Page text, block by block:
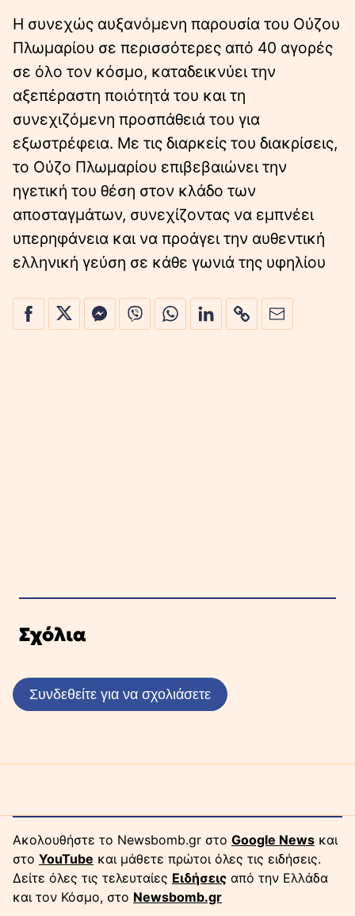
Η συνεχώς αυξανόμενη παρουσία του Ούζου
Πλωμαρίου σε περισσότερες από 40 αγορές
σε όλο τον κόσμο, καταδεικνύει την
αξεπέραστη ποιότητά του και τη
συνεχιζόμενη προσπάθειά του για
εξωστρέφεια. Με τις διαρκείς του διακρίσεις,
το Ούζο Πλωμαρίου επιβεβαιώνει την
ηγετική του θέση στον κλάδο των
αποσταγμάτων, συνεχίζοντας να εμπνέει
υπερηφάνεια και να προάγει την αυθεντική
ελληνική γεύση σε κάθε γωνιά της υφηλίου
Σχόλια
Συνδεθείτε για να σχολιάσετε
Ακολουθήστε το Newsbomb.gr στο Google News και
στο YouTube και μάθετε πρώτοι όλες τις ειδήσεις.
Δείτε όλες τις τελευταίες Ειδήσεις από την Ελλάδα
και τον Κόσμο, στο Newsbomb.gr